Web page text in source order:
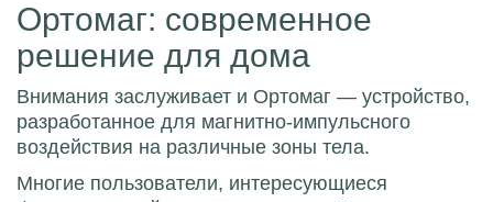
Ортомаг: современное
решение для дома
Внимания заслуживает и Ортомаг — устройство,
разработанное для магнитно-импульсного
воздействия на различные зоны тела.
Многие пользователи, интересующиеся